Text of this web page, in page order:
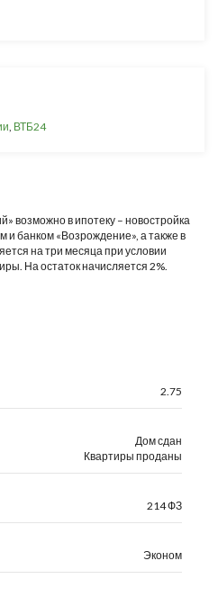
, ВТБ24
возможно в ипотеку – новостройка
и банком «Возрождение», а также в
на три месяца при условии
На остаток начисляется 2%.
2.75
Дом сдан
Квартиры проданы
214 ФЗ
Эконом